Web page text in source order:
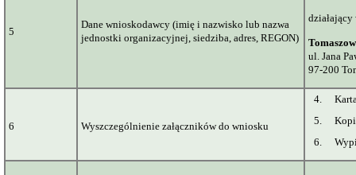
5
Dane wnioskodawcy (imię i nazwisko lub nazwa
jednostki organizacyjnej, siedziba, adres, REGON)
działający
ul. Jana
97-200
6 Wyszczególnienie załączników do wniosku
4.
5.
6.